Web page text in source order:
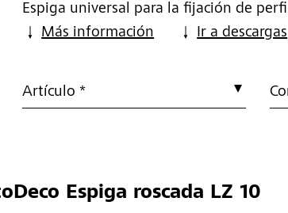
Espiga universal para la fijación de
Más información
Ir a descargas
Artículo *
Espiga roscada LZ 10